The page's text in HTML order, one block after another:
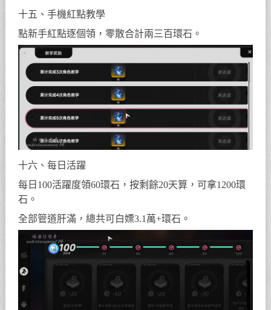
十五、手機紅點教學
點新手紅點逐個領，零散合計兩三百環石。
十六、每日活躍
每日100活躍度領60環石，按剩餘20天算，可拿1200環
石。
全部管道肝滿，總共可白嫖3.1萬+環石。